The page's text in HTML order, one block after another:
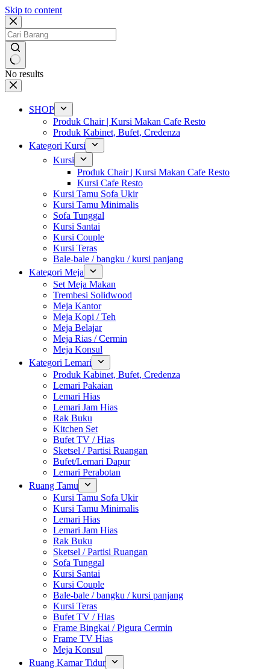
Skip to content
No results
SHOP
Produk Chair | Kursi Makan Cafe Resto
Produk Kabinet, Bufet, Credenza
Kategori Kursi
Kursi
Produk Chair | Kursi Makan Cafe Resto
Kursi Cafe Resto
Kursi Tamu Sofa Ukir
Kursi Tamu Minimalis
Sofa Tunggal
Kursi Santai
Kursi Couple
Kursi Teras
Bale-bale / bangku / kursi panjang
Kategori Meja
Set Meja Makan
Trembesi Solidwood
Meja Kantor
Meja Kopi / Teh
Meja Belajar
Meja Rias / Cermin
Meja Konsul
Kategori Lemari
Produk Kabinet, Bufet, Credenza
Lemari Pakaian
Lemari Hias
Lemari Jam Hias
Rak Buku
Kitchen Set
Bufet TV / Hias
Sketsel / Partisi Ruangan
Bufet/Lemari Dapur
Lemari Perabotan
Ruang Tamu
Kursi Tamu Sofa Ukir
Kursi Tamu Minimalis
Lemari Hias
Lemari Jam Hias
Rak Buku
Sketsel / Partisi Ruangan
Sofa Tunggal
Kursi Santai
Kursi Couple
Bale-bale / bangku / kursi panjang
Kursi Teras
Bufet TV / Hias
Frame Bingkai / Pigura Cermin
Frame TV Hias
Meja Konsul
Ruang Kamar Tidur